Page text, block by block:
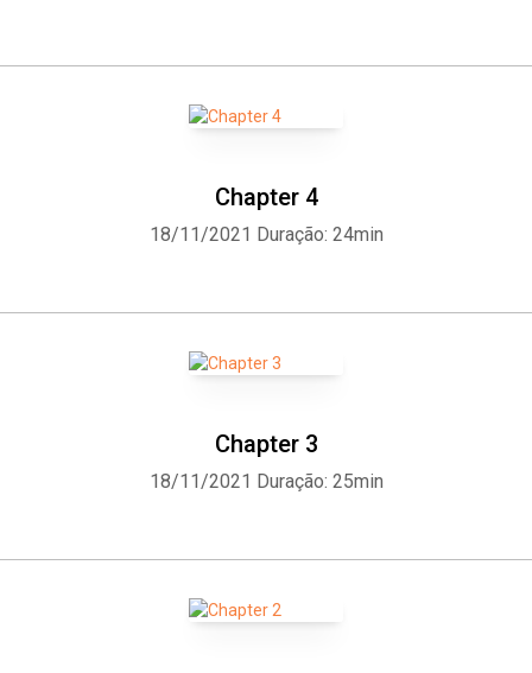
Chapter 4
18/11/2021 Duração: 24min
Chapter 3
18/11/2021 Duração: 25min